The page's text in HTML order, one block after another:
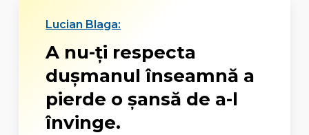
Lucian Blaga:
A nu-ţi respecta
duşmanul înseamnă a
pierde o şansă de a-l
învinge.